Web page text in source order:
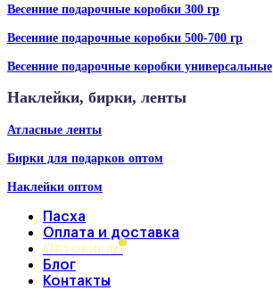
Весенние подарочные коробки 300 гр
Весенние подарочные коробки 500-700 гр
Весенние подарочные коробки универсальные
Наклейки, бирки, ленты
Атласные ленты
Бирки для подарков оптом
Наклейки оптом
Пасха
Оплата и доставка
Оптовикам
Блог
Контакты